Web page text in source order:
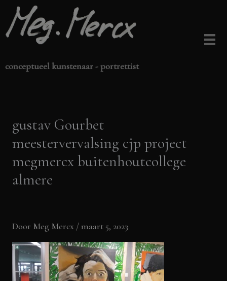
naar
de
conceptueel kunstenaar - portrettist
gustav Gourbet
meestervervalsing cjp project
megmercx buitenhoutcollege
almere
Door Meg Mercx / maart 5, 2023